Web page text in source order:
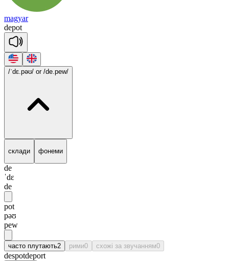
magyar
depot
/ˈdɛ.pəʊ/ or /de.pew/
склади фонеми
de
ˈdɛ
de
pot
pəʊ
pew
часто плутають2 рими0 схожі за звучанням0
despotdeport